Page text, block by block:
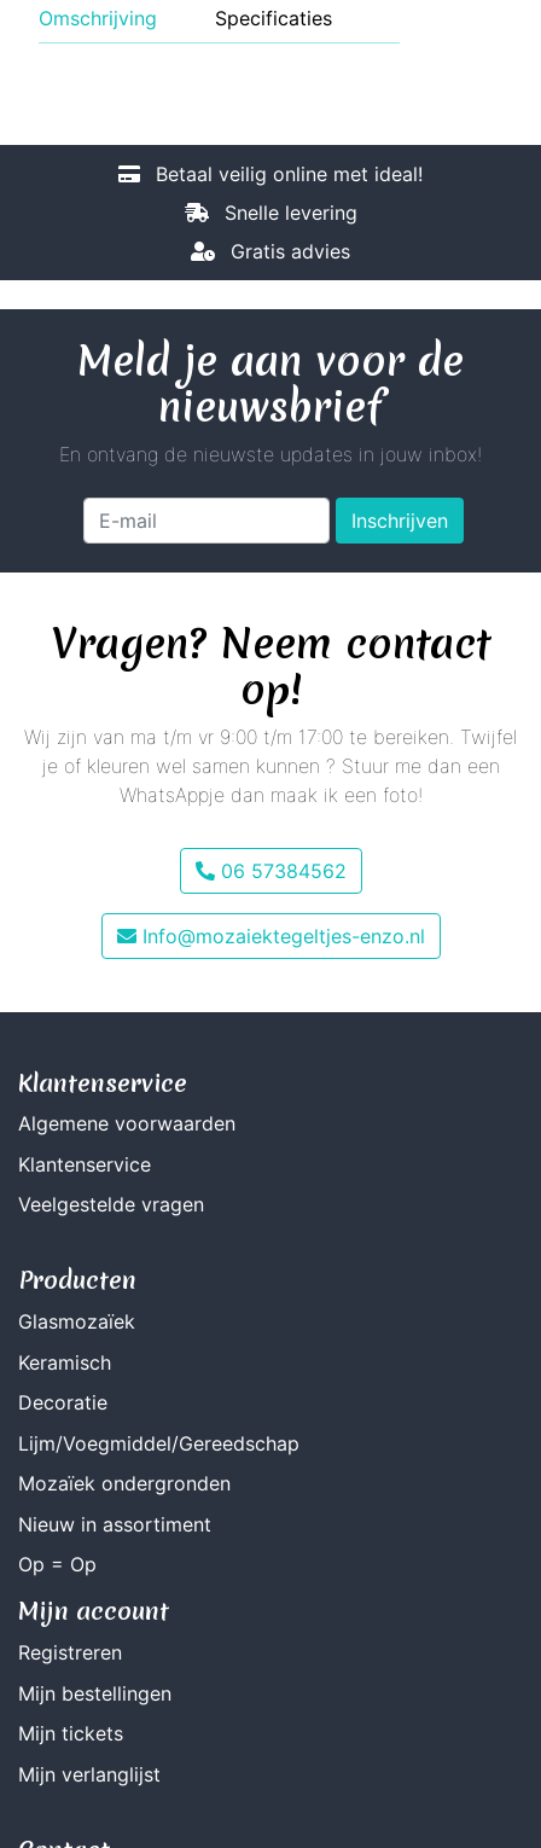
Omschrijving Specificaties
Betaal veilig online met ideal!
Snelle levering
Gratis advies
Meld je aan voor de
nieuwsbrief
En ontvang de nieuwste updates in jouw inbox!
Inschrijven
Vragen? Neem contact
op!
Wij zijn van ma t/m vr 9:00 t/m 17:00 te bereiken. Twijfel
je of kleuren wel samen kunnen ? Stuur me dan een
WhatsAppje dan maak ik een foto!
06 57384562
Info@mozaiektegeltjes-enzo.nl
Klantenservice
Algemene voorwaarden
Klantenservice
Veelgestelde vragen
Producten
Glasmozaïek
Keramisch
Decoratie
Lijm/Voegmiddel/Gereedschap
Mozaïek ondergronden
Nieuw in assortiment
Op = Op
Mijn account
Registreren
Mijn bestellingen
Mijn tickets
Mijn verlanglijst